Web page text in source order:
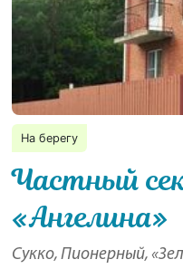
На берегу
Частный
«Ангелина»
Сукко, Пионерный,